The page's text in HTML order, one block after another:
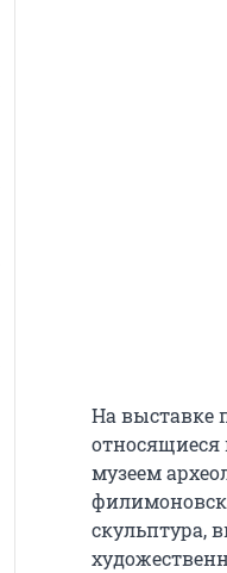
На выставке
относящиеся
музеем
скульптура,